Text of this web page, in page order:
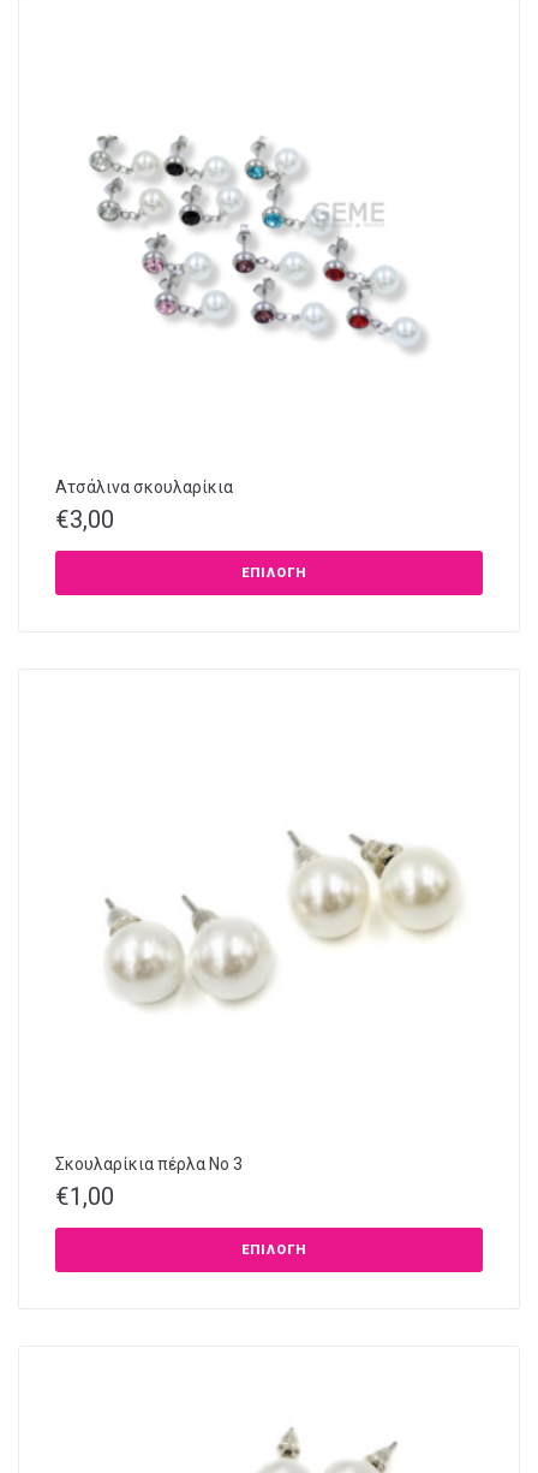
Ατσάλινα σκουλαρίκια
€3,00
ΕΠΙΛΟΓΉ
Σκουλαρίκια πέρλα Νο 3
€1,00
ΕΠΙΛΟΓΉ